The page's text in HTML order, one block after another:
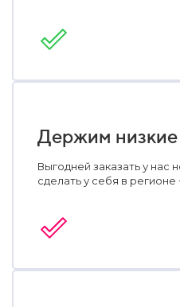
Держим
Выгодней заказать у нас
сделать у себя в